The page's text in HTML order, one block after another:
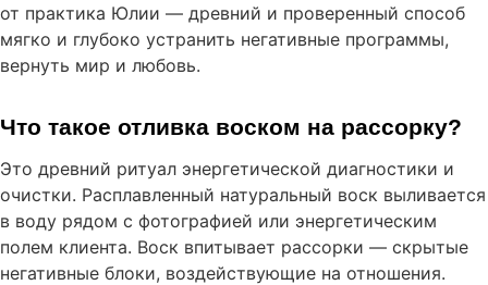
от практика Юлии — древний и проверенный способ
мягко и глубоко устранить негативные программы,
вернуть мир и любовь.
Что такое отливка воском на рассорку?
Это древний ритуал энергетической диагностики и
очистки. Расплавленный натуральный воск выливается
в воду рядом с фотографией или энергетическим
полем клиента. Воск впитывает рассорки — скрытые
негативные блоки, воздействующие на отношения.